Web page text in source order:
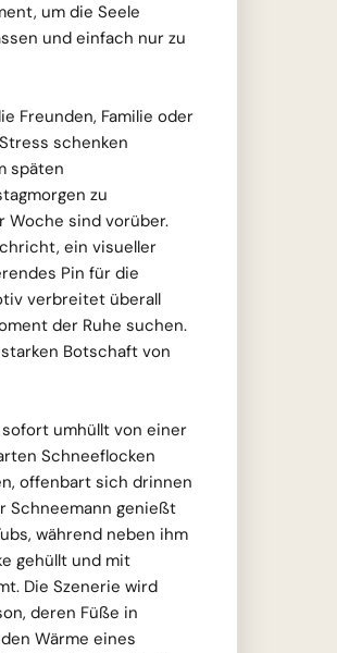
um die Seele
und einfach nur zu
Freunden, Familie oder
schenken
späten
zu
Woche sind vorüber.
ein visueller
Pin für die
verbreitet überall
der Ruhe suchen.
Botschaft von
umhüllt von einer
Schneeflocken
offenbart sich drinnen
Schneemann genießt
während neben ihm
gehüllt und mit
Die Szenerie wird
deren Füße in
Wärme eines